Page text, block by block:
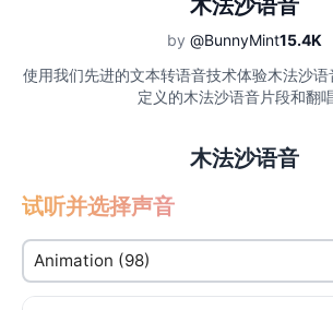
木法沙语音
by @BunnyMint15.4K
使用我们先进的文本转语音技术体验木法沙
定义的木法沙语音片段和翻唱
木法沙语音
试听并选择声音